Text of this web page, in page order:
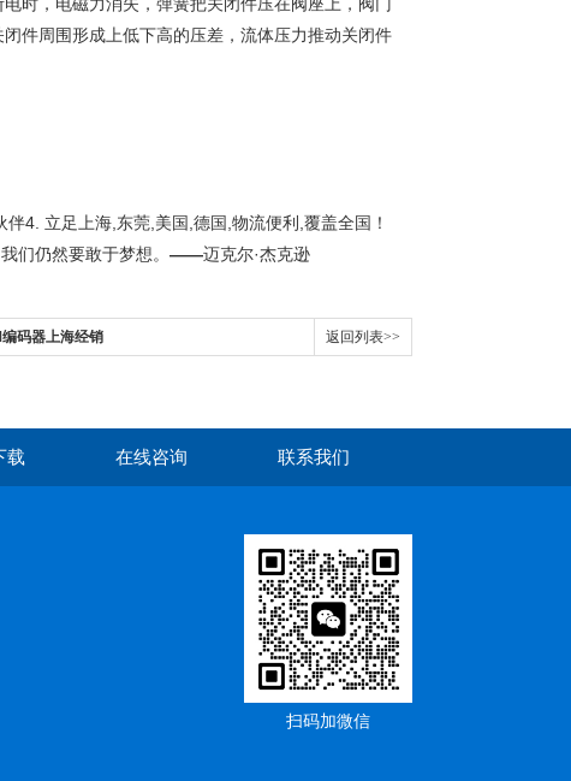
件周围形成上低下高的压差，流体压力推动关闭件
伴4. 立足上海,东莞,美国,德国,物流便利,覆盖全国！
们仍然要敢于梦想。 ——迈克尔·杰克逊
码器上海经销 返回列表>>
载 在线咨询 联系我们
扫码加微信